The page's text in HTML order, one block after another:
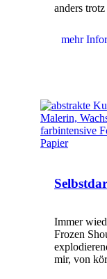
anders
mehr
Immer
Frozen
mir, von